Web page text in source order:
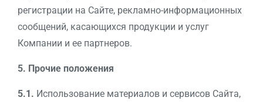
регистрации на Сайте, рекламно-информационных
сообщений, касающихся продукции и услуг
Компании и ее партнеров.
5. Прочие положения
5.1. Использование материалов и сервисов Сайта,